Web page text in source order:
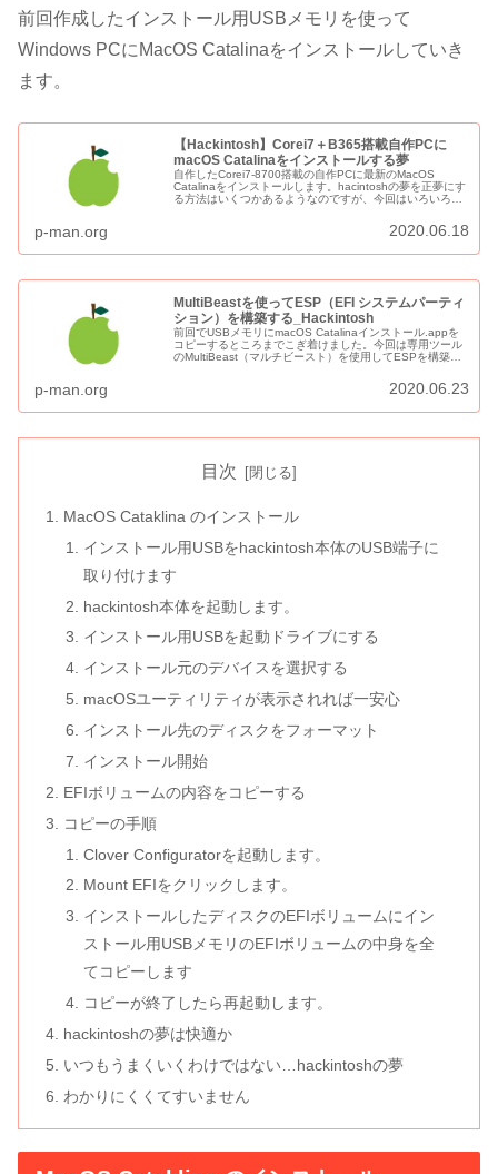
前回作成したインストール用USBメモリを使って
Windows PCにMacOS Catalinaをインストールしていき
ます。
【Hackintosh】Corei7＋B365搭載自作PCに
macOS Catalinaをインストールする夢
自作したCorei7-8700搭載の自作PCに最新のMacOS
Catalinaをインストールします。hacintoshの夢を正夢にす
る方法はいくつかあるようなのですが、今回はいろいろな
p-man.org 2020.06.18
MultiBeastを使ってESP（EFI システムパーティ
ション）を構築する_Hackintosh
前回でUSBメモリにmacOS Catalinaインストール.appを
コピーするところまでこぎ着けました。今回は専用ツール
のMultiBeast（マルチビースト）を使用してESPを構築し
p-man.org 2020.06.23
目次
MacOS Cataklina のインストール
インストール用USBをhackintosh本体のUSB端子に
取り付けます
hackintosh本体を起動します。
インストール用USBを起動ドライブにする
インストール元のデバイスを選択する
macOSユーティリティが表示されれば一安心
インストール先のディスクをフォーマット
インストール開始
EFIボリュームの内容をコピーする
コピーの手順
Clover Configuratorを起動します。
Mount EFIをクリックします。
インストールしたディスクのEFIボリュームにイン
ストール用USBメモリのEFIボリュームの中身を全
てコピーします
コピーが終了したら再起動します。
hackintoshの夢は快適か
いつもうまくいくわけではない…hackintoshの夢
わかりにくくてすいません